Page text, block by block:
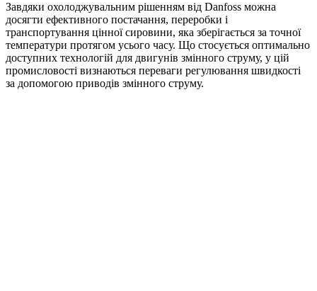
Завдяки охолоджувальним рішенням від Danfoss можна
досягти ефективного постачання, переробки і
транспортування цінної сировини, яка зберігається за точної
температури протягом усього часу. Що стосується оптимально
доступних технологій для двигунів змінного струму, у цій
промисловості визнаються переваги регулювання швидкості
за допомогою приводів змінного струму.